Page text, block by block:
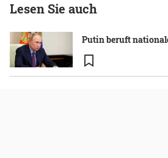
Lesen Sie auch
Putin beruft